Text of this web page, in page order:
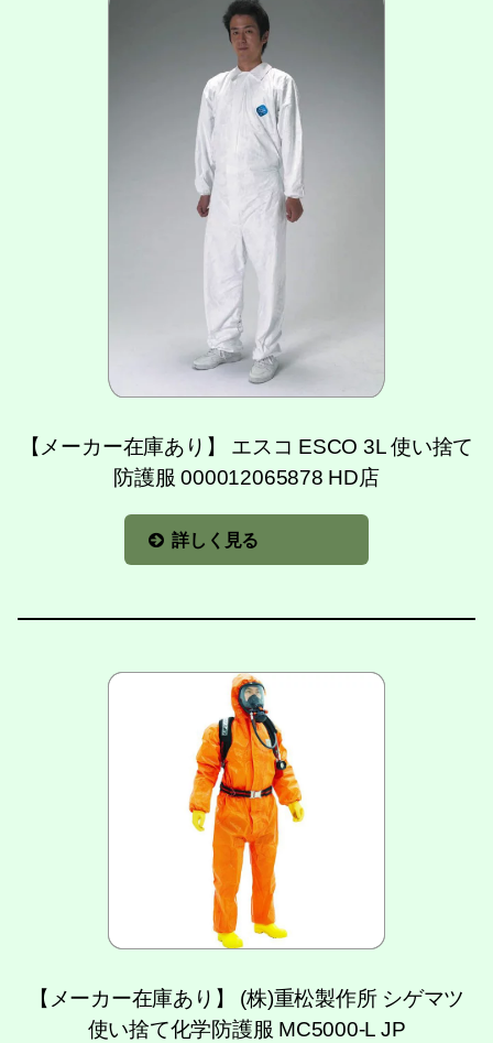
【メーカー在庫あり】 エスコ ESCO 3L 使い捨て
防護服 000012065878 HD店
詳しく見る
【メーカー在庫あり】 (株)重松製作所 シゲマツ
使い捨て化学防護服 MC5000-L JP